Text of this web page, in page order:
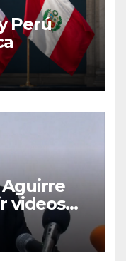
Perú
Aguirre
videos